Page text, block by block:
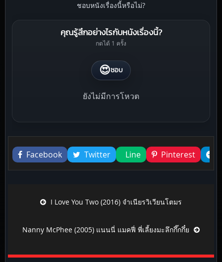
ชอบหนังเรื่องนี้หรือไม่?
คุณรู้สึกอย่างไรกับหนังเรื่องนี้?
กดได้ 1 ครั้ง
😍ชอบ
ยังไม่มีการโหวต
Liked this
Facebook
Twitter Line Pinterest
Post navigationI Love You Two (2016) จำเนียรวิเวียนโตมร
Nanny McPhee (2005) แนนนี่ แมคฟี่ พี่เลี้ยงมะลึกกึ๊กกึ๋ย